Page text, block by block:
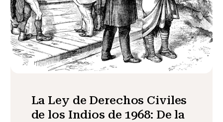
La Ley de Derechos Civiles
de los Indios de 1968: De la